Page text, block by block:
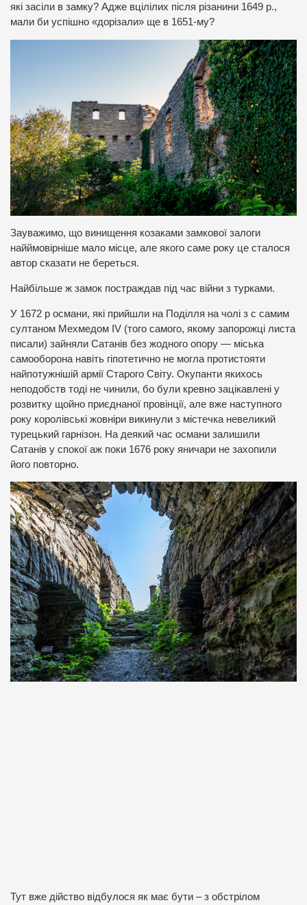
які засіли в замку? Адже вцілілих після різанини 1649 р.,
мали би успішно «дорізали» ще в 1651-му?
Зауважимо, що винищення козаками замкової залоги
найймовірніше мало місце, але якого саме року це сталося
автор сказати не береться.
Найбільше ж замок постраждав під час війни з турками.
У 1672 р османи, які прийшли на Поділля на чолі з с самим
султаном Мехмедом IV (того самого, якому запорожці листа
писали) зайняли Сатанів без жодного опору — міська
самооборона навіть гіпотетично не могла протистояти
найпотужнішій армії Старого Світу. Окупанти якихось
неподобств тоді не чинили, бо були кревно зацікавлені у
розвитку щойно приєднаної провінції, але вже наступного
року королівські жовніри викинули з містечка невеликий
турецький гарнізон. На деякий час османи залишили
Сатанів у спокої аж поки 1676 року яничари не захопили
його повторно.
Тут вже дійство відбулося як має бути – з обстрілом